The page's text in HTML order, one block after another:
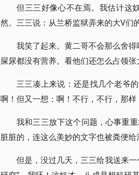
但三三好像心不在焉。我估计这
然。三三说：从兰桥监狱弄来的大V们
我笑了起来。黄二哥不会那么舍
屎尿都没有营养。看他们还怎么占领张
三三凑上来说：还是找几个老爷
啊！但又一想：啊！不行，不行，那
我和三三放下这个问题，心事重
脏脏的，连这么美妙的文字也被粪便给
但是，没过几天，三三给我送来